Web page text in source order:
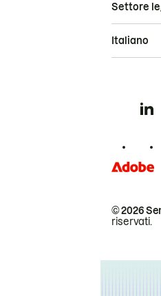
© 2026
riservati.
Settore
Italiano